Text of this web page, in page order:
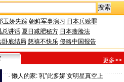
玉娇失踪 朝鲜军事演习 日本兵赎罪
总讲话 夏日减肥秘方 日本瘦脸法
卧底结局 慈禧不快乐 侵略中国报告
更多>>
·懒人的家: 乳”此多娇 女明星真空上